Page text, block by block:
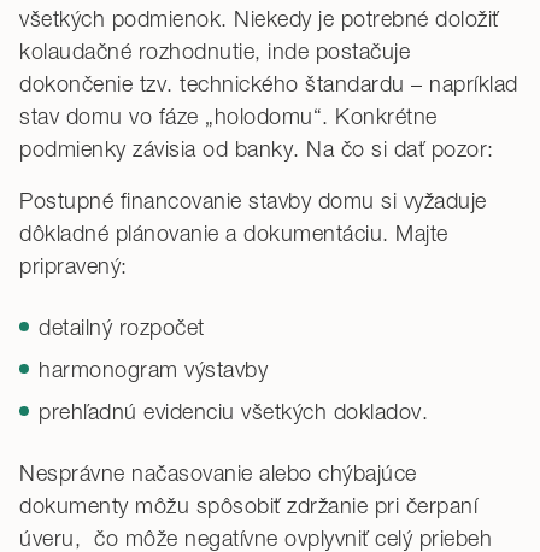
všetkých podmienok. Niekedy je potrebné doložiť
kolaudačné rozhodnutie, inde postačuje
dokončenie tzv. technického štandardu – napríklad
stav domu vo fáze „holodomu“. Konkrétne
podmienky závisia od banky. Na čo si dať pozor:
Postupné financovanie stavby domu si vyžaduje
dôkladné plánovanie a dokumentáciu. Majte
pripravený:
detailný rozpočet
harmonogram výstavby
prehľadnú evidenciu všetkých dokladov.
Nesprávne načasovanie alebo chýbajúce
dokumenty môžu spôsobiť zdržanie pri čerpaní
úveru, čo môže negatívne ovplyvniť celý priebeh